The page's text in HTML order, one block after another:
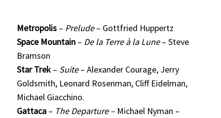
Metropolis – Prelude– Gottfried Huppertz
Space Mountain – De la Terre à la Lune– Steve
Bramson
Star Trek– Suite– Alexander Courage, Jerry
Goldsmith, Leonard Rosenman, CliffEidelman,
Michael Giacchino.
Gattaca – The Departure– Michael Nyman –